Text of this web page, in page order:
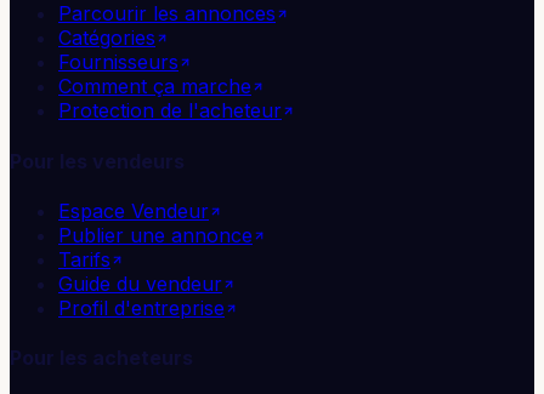
Parcourir les annonces
Catégories
Fournisseurs
Comment ça marche
Protection de l'acheteur
Pour les vendeurs
Espace Vendeur
Publier une annonce
Tarifs
Guide du vendeur
Profil d'entreprise
Pour les acheteurs